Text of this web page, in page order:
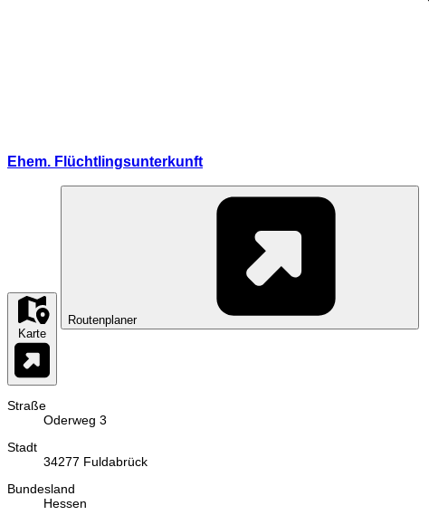
Ehem. Flüchtlingsunterkunft
Karte
Routenplaner
Straße
Oderweg 3
Stadt
34277 Fuldabrück
Bundesland
Hessen